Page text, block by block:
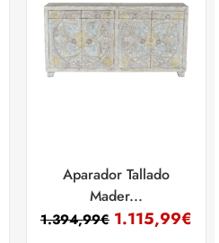
Aparador Tallado
Mader...
1.394,99€ 1.115,99€